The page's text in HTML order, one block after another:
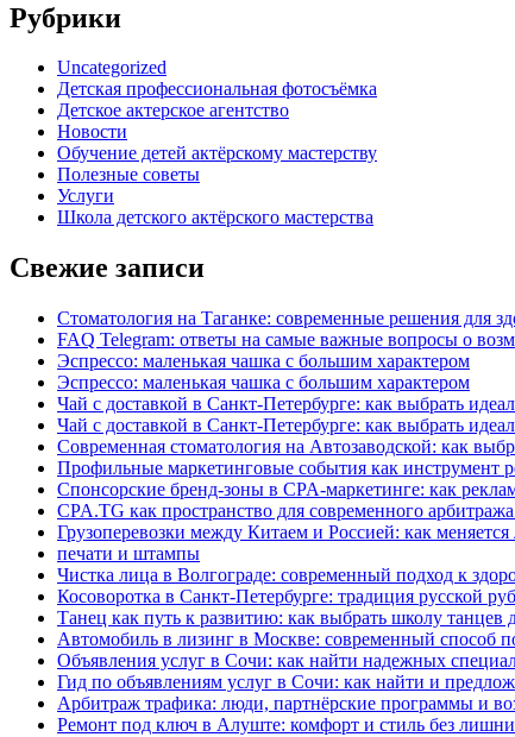
Рубрики
Uncategorized
Детская профессиональная фотосъёмка
Детское актерское агентство
Новости
Обучение детей актёрскому мастерству
Полезные советы
Услуги
Школа детского актёрского мастерства
Свежие записи
Стоматология на Таганке: современные решения для
FAQ Telegram: ответы на самые важные вопросы о
Эспрессо: маленькая чашка с большим характером
Эспрессо: маленькая чашка с большим характером
Чай с доставкой в Санкт-Петербурге: как выбрать
Чай с доставкой в Санкт-Петербурге: как выбрать
Современная стоматология на Автозаводской: как
Профильные маркетинговые события как инструмент
Спонсорские бренд-зоны в CPA-маркетинге: как
CPA.TG как пространство для современного
Грузоперевозки между Китаем и Россией: как
печати и штампы
Чистка лица в Волгограде: современный подход к
Косоворотка в Санкт-Петербурге: традиция русской
Танец как путь к развитию: как выбрать школу танцев
Автомобиль в лизинг в Москве: современный способ
Объявления услуг в Сочи: как найти надежных
Гид по объявлениям услуг в Сочи: как найти и
Арбитраж трафика: люди, партнёрские программы и
Ремонт под ключ в Алуште: комфорт и стиль без